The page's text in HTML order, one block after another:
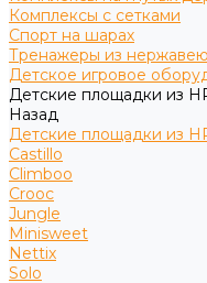
Комплексы с сетками
Спорт на шарах
Тренажеры из
Детское игровое
Детские площадки из
Назад
Детские площадки из
Castillo
Climboo
Crooc
Jungle
Minisweet
Nettix
Solo